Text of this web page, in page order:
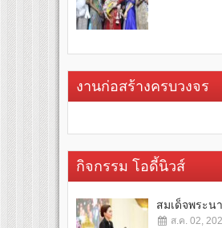
งานก่อสร้างครบวงจร
กิจกรรม โอดี้นิวส์
สมเด็จพระน
ส.ค. 02,